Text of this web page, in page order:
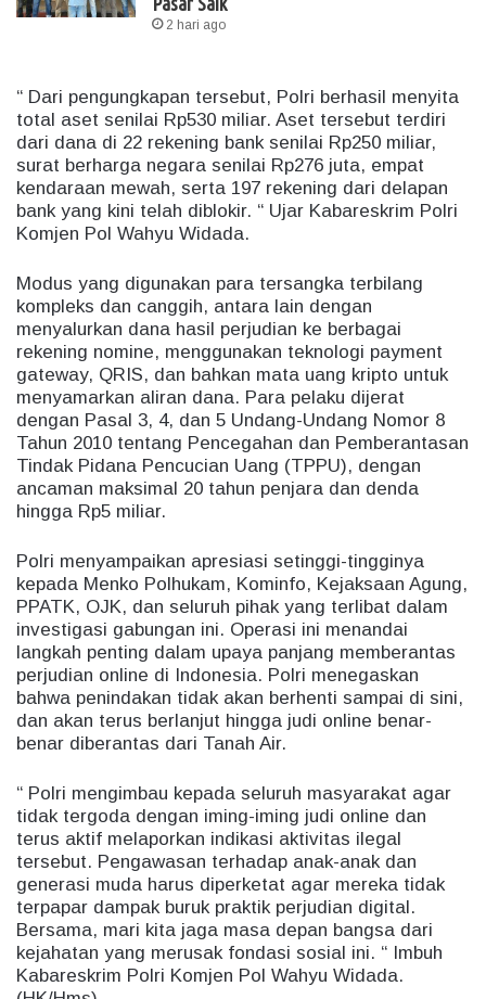
2 hari ago
“ Dari pengungkapan tersebut, Polri berhasil menyita
total aset senilai Rp530 miliar. Aset tersebut terdiri
dari dana di 22 rekening bank senilai Rp250 miliar,
surat berharga negara senilai Rp276 juta, empat
kendaraan mewah, serta 197 rekening dari delapan
bank yang kini telah diblokir. “ Ujar Kabareskrim Polri
Komjen Pol Wahyu Widada.
Modus yang digunakan para tersangka terbilang
kompleks dan canggih, antara lain dengan
menyalurkan dana hasil perjudian ke berbagai
rekening nomine, menggunakan teknologi payment
gateway, QRIS, dan bahkan mata uang kripto untuk
menyamarkan aliran dana. Para pelaku dijerat
dengan Pasal 3, 4, dan 5 Undang-Undang Nomor 8
Tahun 2010 tentang Pencegahan dan Pemberantasan
Tindak Pidana Pencucian Uang (TPPU), dengan
ancaman maksimal 20 tahun penjara dan denda
hingga Rp5 miliar.
Polri menyampaikan apresiasi setinggi-tingginya
kepada Menko Polhukam, Kominfo, Kejaksaan Agung,
PPATK, OJK, dan seluruh pihak yang terlibat dalam
investigasi gabungan ini. Operasi ini menandai
langkah penting dalam upaya panjang memberantas
perjudian online di Indonesia. Polri menegaskan
bahwa penindakan tidak akan berhenti sampai di sini,
dan akan terus berlanjut hingga judi online benar-
benar diberantas dari Tanah Air.
“ Polri mengimbau kepada seluruh masyarakat agar
tidak tergoda dengan iming-iming judi online dan
terus aktif melaporkan indikasi aktivitas ilegal
tersebut. Pengawasan terhadap anak-anak dan
generasi muda harus diperketat agar mereka tidak
terpapar dampak buruk praktik perjudian digital.
Bersama, mari kita jaga masa depan bangsa dari
kejahatan yang merusak fondasi sosial ini. “ Imbuh
Kabareskrim Polri Komjen Pol Wahyu Widada.